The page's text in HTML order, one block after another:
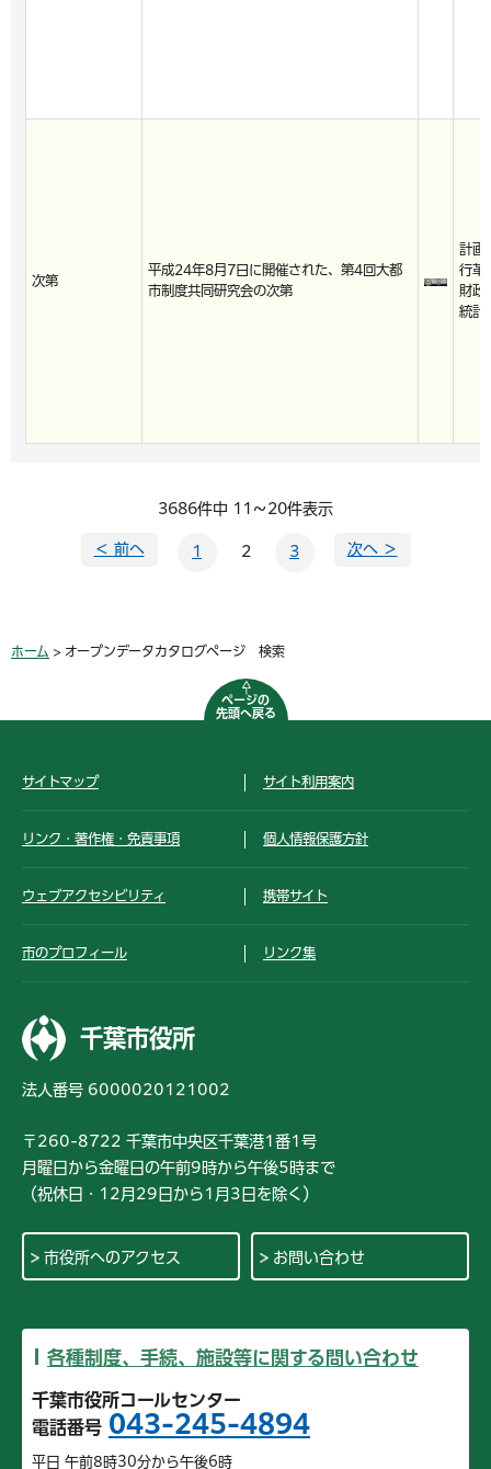
次第
平成24年8月7日に開催された、第4回大都
市制度共同研究会の次第
計画
行革
財政
統計
3686件中 11～20件表示
＜ 前へ 1 2 3 次へ ＞
ホーム > オープンデータカタログページ 検索
ページの
先頭へ戻る
サイトマップ サイト利用案内
リンク・著作権・免責事項 個人情報保護方針
ウェブアクセシビリティ 携帯サイト
市のプロフィール リンク集
千葉市役所
法人番号 6000020121002
〒260-8722 千葉市中央区千葉港1番1号
月曜日から金曜日の午前9時から午後5時まで
（祝休日・12月29日から1月3日を除く）
市役所へのアクセス お問い合わせ
各種制度、手続、施設等に関する問い合わせ
千葉市役所コールセンター
電話番号 043-245-4894
平日 午前8時30分から午後6時